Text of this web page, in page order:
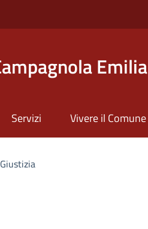
Emilia
Servizi Vivere il Comune
Giustizia